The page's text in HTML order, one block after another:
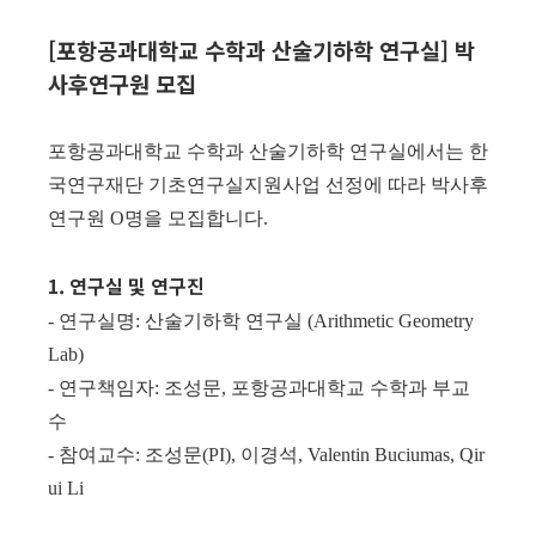
[포항공과대학교 수학과 산술기하학 연구실] 박
사후연구원 모집
포항공과대학교 수학과 산술기하학 연구실에서는 한
국연구재단 기초연구실지원사업 선정에 따라 박사후
연구원 O명을 모집합니다.
1. 연구실 및 연구진
- 연구실명: 산술기하학 연구실 (Arithmetic Geometry
Lab)
- 연구책임자: 조성문, 포항공과대학교 수학과 부교
수
- 참여교수: 조성문(PI), 이경석, Valentin Buciumas, Qir
ui Li